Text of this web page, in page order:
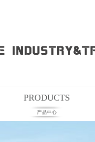
PRODUCTS
产品中心